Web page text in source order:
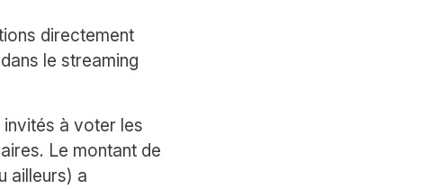
directement
le streaming
à voter les
Le montant de
ailleurs) a